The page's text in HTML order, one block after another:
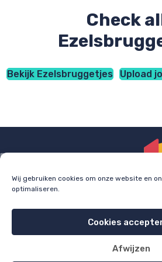
Wij gebruiken cookies om onze website en
optimaliseren.
Cookies
Afwijzen
Check
Bekijk Ezelsbruggetjes Upload
examentraining.
All rights reserved 2026